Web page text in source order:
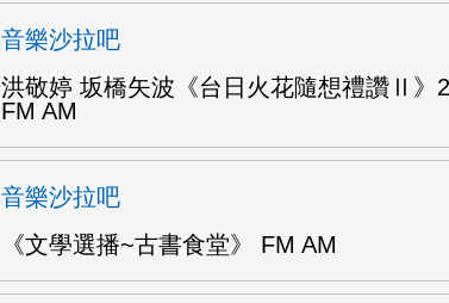
音樂沙拉吧
洪敬婷 坂橋矢波《台日火花隨想禮讚Ⅱ》
FM AM
音樂沙拉吧
《文學選播~古書食堂》 FM AM